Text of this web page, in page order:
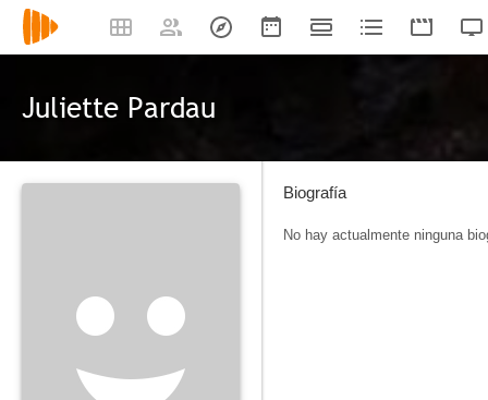
Juliette Pardau
Biografía
No hay actualmente ninguna